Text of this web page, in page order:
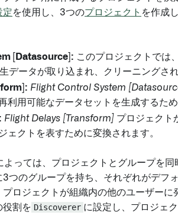
定を使用し、3つのプロジェクト を作成
[Datasource]: このプロジェクトでは
データが取り込まれ、クリーニングされ
Flight Control System
利用可能なデータセットを生成するため
Flight Delays [Transform] プロジェクト
ェクトを表すために変換されます。
っては、プロジェクトとグループを
つのグループを持ち、それぞれがデフ
ロジェクトが組織内の他のユーザーに
役割を Discoverer に設定し、プロジェ